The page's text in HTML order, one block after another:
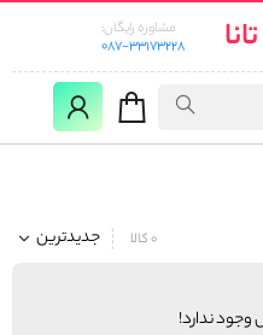
مشاوره رایگان:
087-33173228
جدیدترین 0 کالا
وجود ندارد!